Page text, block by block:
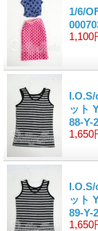
1/6/
1,100
ット
88-Y-
1,650
ット
89-Y-
1,650